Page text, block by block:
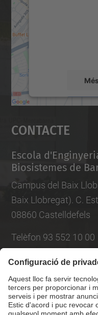
powered by
Contacte
Escola
Biosistemes de
Campus del Baix
Baix Llobregat). C.
08860 Castelldefels
Telèfon 93 552 10 00
Llista